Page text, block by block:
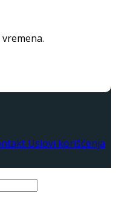
Uslovi korišćenja